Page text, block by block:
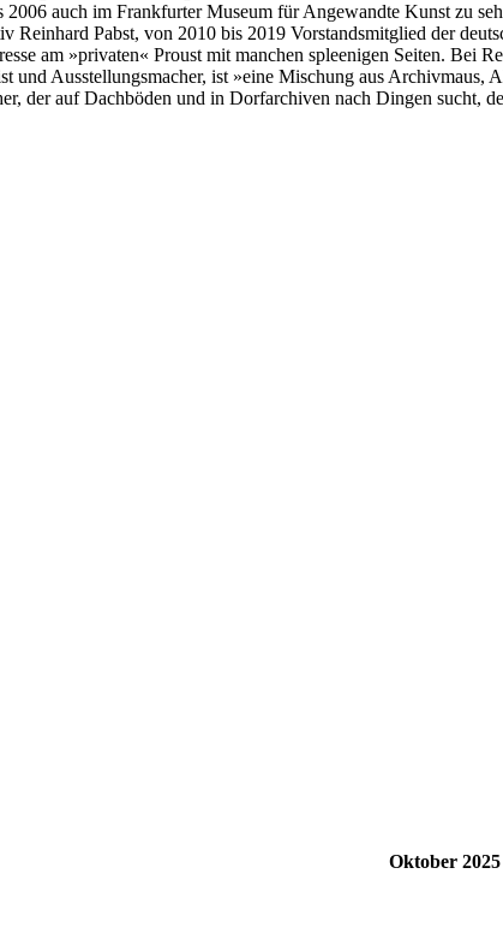
auch im Frankfurter Museum für Angewandte Kunst zu
Reinhard Pabst, von 2010 bis 2019 Vorstandsmitglied der
am »privaten« Proust mit manchen spleenigen Seiten. Bei
und Ausstellungsmacher, ist »eine Mischung aus
der auf Dachböden und in Dorfarchiven nach Dingen sucht,
Oktober 2025